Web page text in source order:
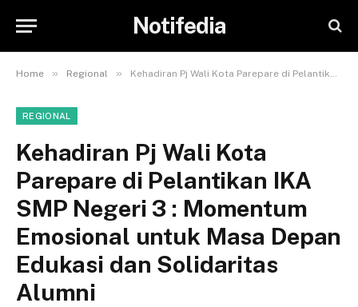
Notifedia
Home » Regional » Kehadiran Pj Wali Kota Parepare di Pelantikan IKA SMP Negeri 3 : Momentum Emosional untuk Masa Depan Edukasi dan Solidaritas Alumni
REGIONAL
Kehadiran Pj Wali Kota
Parepare di Pelantikan IKA
SMP Negeri 3 : Momentum
Emosional untuk Masa Depan
Edukasi dan Solidaritas
Alumni